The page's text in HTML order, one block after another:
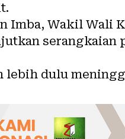
Imba, Wakil Wali
serangkaian
lebih dulu